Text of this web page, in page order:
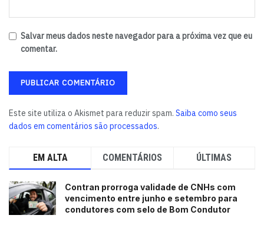
Salvar meus dados neste navegador para a próxima vez que eu
comentar.
Este site utiliza o Akismet para reduzir spam. Saiba como seus
dados em comentários são processados.
EM ALTA COMENTÁRIOS ÚLTIMAS
Contran prorroga validade de CNHs com
vencimento entre junho e setembro para
condutores com selo de Bom Condutor